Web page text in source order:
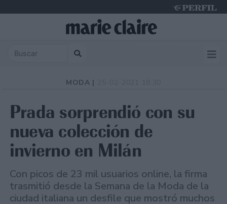
MODA |
Prada sorprendió con su
nueva colección de
invierno en Milán
Con picos de 23 mil usuarios online, la firma
trasmitió desde la Semana de la Moda de la
ciudad italiana un desfile que mostró muchos